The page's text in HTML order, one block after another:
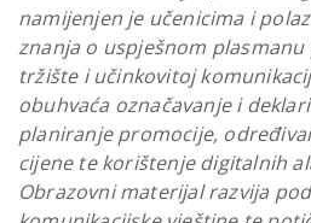
namijenjen je učenicima i
znanja o uspješnom
tržište i učinkovitoj
obuhvaća označavanje i
planiranje promocije,
cijene te korištenje digitalnih
Obrazovni materijal razvija